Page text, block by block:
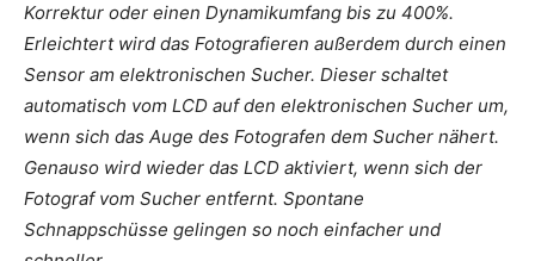
Korrektur oder einen Dynamikumfang bis zu 400%.
Erleichtert wird das Fotografieren außerdem durch einen
Sensor am elektronischen Sucher. Dieser schaltet
automatisch vom LCD auf den elektronischen Sucher um,
wenn sich das Auge des Fotografen dem Sucher nähert.
Genauso wird wieder das LCD aktiviert, wenn sich der
Fotograf vom Sucher entfernt. Spontane
Schnappschüsse gelingen so noch einfacher und